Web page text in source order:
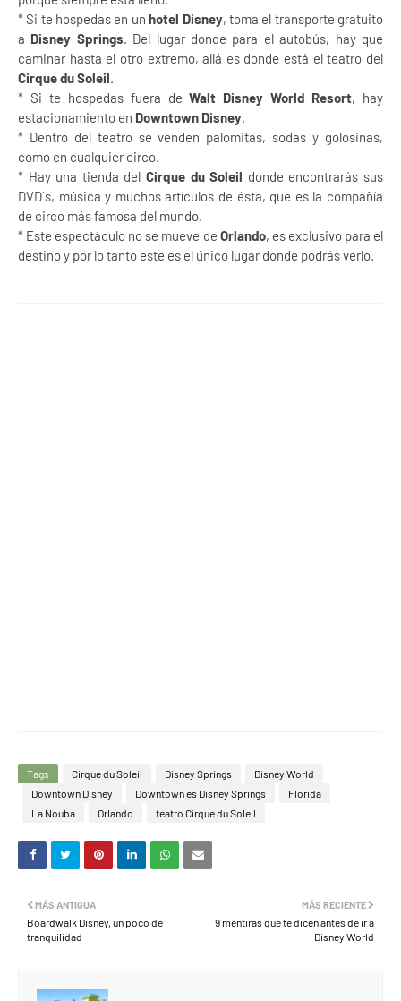
* Si te hospedas en unhotel Disney, toma el transporte gratuito
a Disney Springs. Del lugar donde para el autobús, hay que
caminar hasta el otro extremo, allá es donde está el teatro del
Cirque du Soleil.
* Si te hospedas fuera deWalt Disney World Resort, hay
estacionamiento en Downtown Disney.
* Dentro del teatro se venden palomitas, sodas y golosinas,
como en cualquier circo.
* Hay una tienda del Cirque du Soleil donde encontrarás sus
DVD´s, música y muchos artículos de ésta, que es la compañía
de circo más famosa del mundo.
* Este espectáculo no se mueve de Orlando, es exclusivo para el
destino y por lo tanto este es el único lugar donde podrás verlo.
Tags Cirque du Soleil Disney Springs
Disney World
Downtown Disney
Downtown es Disney Springs
Florida
La Nouba
Orlando teatro Cirque du Soleil
MÁS RECIENTE
9 mentiras que te dicen antes de ir a
Disney World
MÁS ANTIGUA
Boardwalk Disney, un poco de
tranquilidad